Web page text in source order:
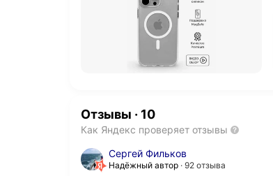
Отзывы · 10
Как Яндекс проверяет отзывы
Сергей Фильков
Надёжный автор 92 отзыва